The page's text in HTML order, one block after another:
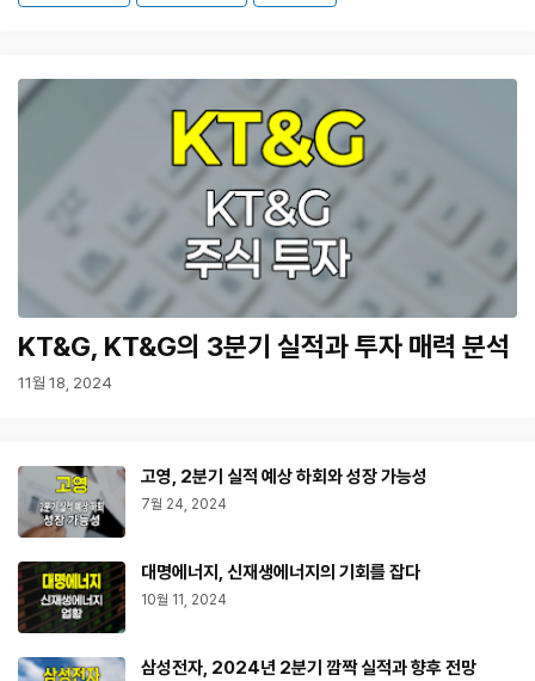
KT&G, KT&G의 3분기 실적과 투자 매력 분석
11월 18, 2024
고영, 2분기 실적 예상 하회와 성장 가능성
7월 24, 2024
대명에너지, 신재생에너지의 기회를 잡다
10월 11, 2024
삼성전자, 2024년 2분기 깜짝 실적과 향후 전망